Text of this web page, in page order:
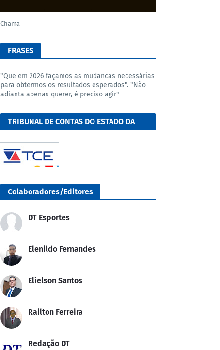
Chama
FRASES
"Que em 2026 façamos as mudancas necessárias
para obtermos os resultados esperados". "Não
adianta apenas querer, é preciso agir"
TRIBUNAL DE CONTAS DO ESTADO DA
Colaboradores/Editores
DT Esportes
Elenildo Fernandes
Elielson Santos
Railton Ferreira
Redação DT